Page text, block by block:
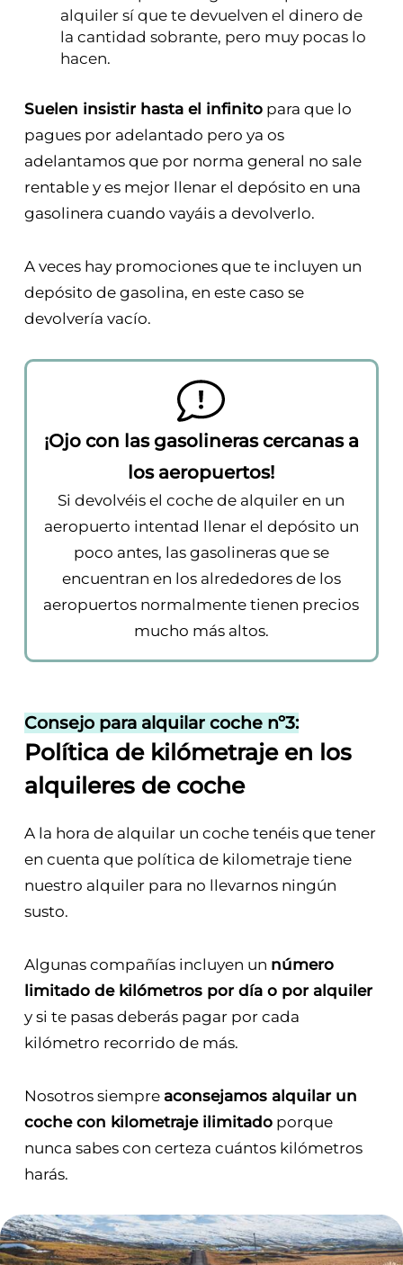
alquiler sí que te devuelven el dinero de
la cantidad sobrante, pero muy pocas lo
hacen.
Suelen insistir hasta el infinitopara que lo
pagues por adelantado pero ya os
adelantamos que por norma general no sale
rentable y es mejor llenar el depósito en una
gasolinera cuando vayáis a devolverlo.
A veces hay promociones que te incluyen un
depósito de gasolina, en este caso se
devolvería vacío.
¡Ojo con las gasolineras cercanas a
los aeropuertos!
Si devolvéis el coche de alquiler en un
aeropuerto intentad llenar el depósito un
poco antes, las gasolineras que se
encuentran en los alrededores de los
aeropuertos normalmente tienen precios
mucho más altos.
Consejo para alquilar coche nº3:
Política de kilómetraje en los
alquileres de coche
A la hora de alquilar un coche tenéis que tener
en cuenta que política de kilometraje tiene
nuestro alquiler para no llevarnos ningún
susto.
Algunas compañías incluyen un número
limitado de kilómetros por día o por alquiler
y si te pasas deberás pagar por cada
kilómetro recorrido de más.
Nosotros siempre aconsejamos alquilar un
coche con kilometraje ilimitadoporque
nunca sabes con certeza cuántos kilómetros
harás.